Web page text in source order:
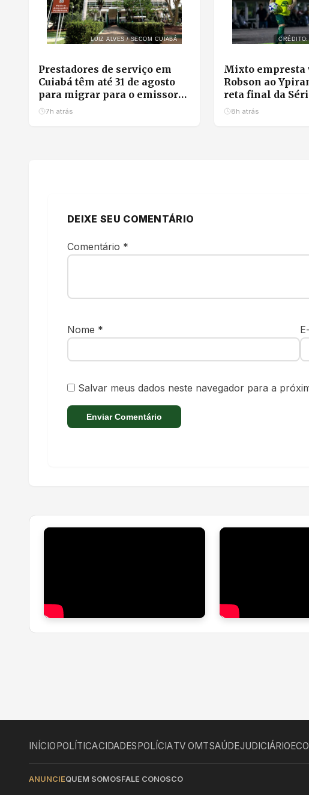
LUIZ ALVES / SECOM CUIABÁ
Prestadores de serviço em
Cuiabá têm até 31 de agosto
para migrar para o emissor
nacional de nota fiscal
7h atrás
Mixto empresta
Robson ao
reta final da
garante retorno
8h atrás
DEIXE SEU COMENTÁRIO
Comentário *
Nome *
Salvar meus dados neste navegador para a
INÍCIOPOLÍTICACIDADESPOLÍCIATV OMTSAÚDEJUDICIÁRIO
ANUNCIEQUEM SOMOSFALE CONOSCO